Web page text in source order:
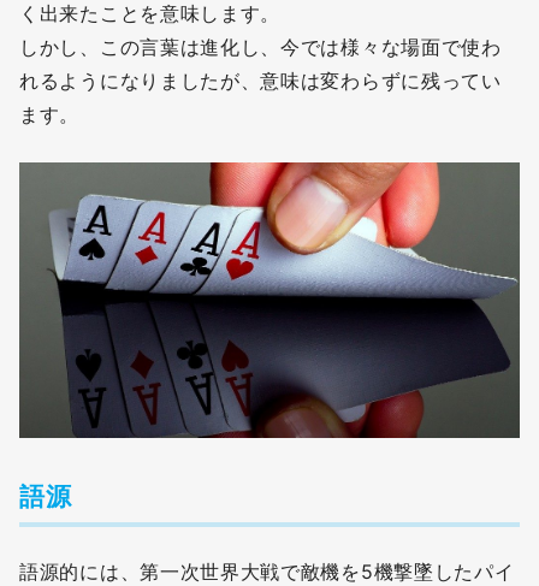
く出来たことを意味します。
しかし、この言葉は進化し、今では様々な場面で使わ
れるようになりましたが、意味は変わらずに残ってい
ます。
語源
語源的には、第一次世界大戦で敵機を5機撃墜したパイ